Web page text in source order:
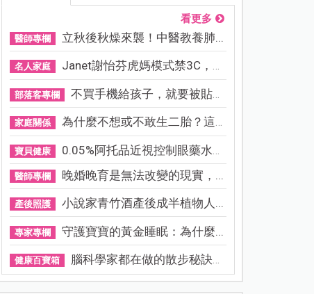
看更多
醫師專欄 立秋後秋燥來襲！中醫教養肺...
名人家庭 Janet謝怡芬虎媽模式禁3C，看...
部落客專欄 不買手機給孩子，就要被貼「...
家庭關係 為什麼不想或不敢生二胎？這8...
寶貝健康 0.05%阿托品近視控制眼藥水納...
醫師專欄 晚婚晚育是無法改變的現實，...
產後照護 小說家青竹酒產後成半植物人...
專家專欄 守護寶寶的黃金睡眠：為什麼...
健康百寶箱 腦科學家都在做的散步秘訣！...